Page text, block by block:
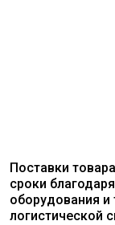
Поставки
сроки
оборудования и
логистической